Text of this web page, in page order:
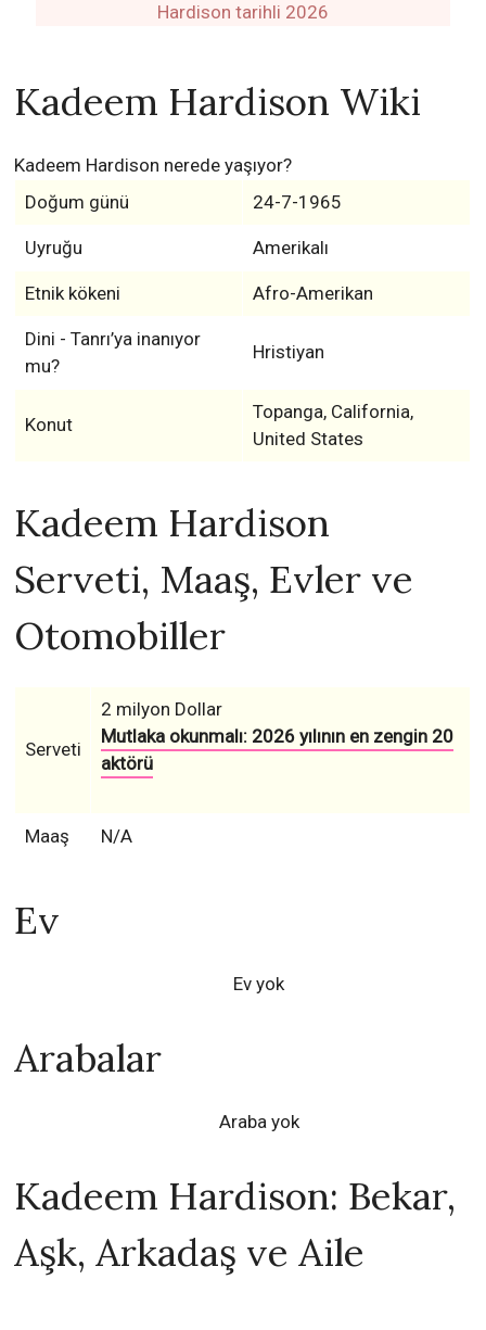
Kadeem Hardison Wiki
Kadeem Hardison nerede yaşıyor?
Doğum günü
24-7-1965
Uyruğu Amerikalı
Etnik kökeni Afro-Amerikan
Dini - Tanrı’ya inanıyor
mu?
Hristiyan
Konut
Topanga, California,
United States
Kadeem Hardison
Serveti, Maaş, Evler ve
Otomobiller
Serveti
2 milyon Dollar
Mutlaka okunmalı: 2026 yılının en zengin 20
aktörü
Maaş N/A
Ev
Ev yok
Arabalar
Araba yok
Kadeem Hardison: Bekar,
Aşk, Arkadaş ve Aile